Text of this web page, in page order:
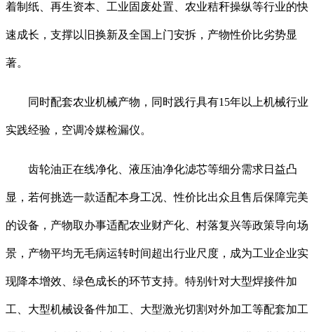
着制纸、再生资本、工业固废处置、农业秸秆操纵等行业的快
速成长，支撑以旧换新及全国上门安拆，产物性价比劣势显
著。
同时配套农业机械产物，同时践行具有15年以上机械行业
实践经验，空调冷媒检漏仪。
齿轮油正在线净化、液压油净化滤芯等细分需求日益凸
显，若何挑选一款适配本身工况、性价比出众且售后保障完美
的设备，产物取办事适配农业财产化、村落复兴等政策导向场
景，产物平均无毛病运转时间超出行业尺度，成为工业企业实
现降本增效、绿色成长的环节支持。特别针对大型焊接件加
工、大型机械设备件加工、大型激光切割对外加工等配套加工